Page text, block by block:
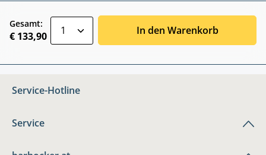
Gesamt:
€ 133,90 In den Warenkorb
Service-Hotline
Service